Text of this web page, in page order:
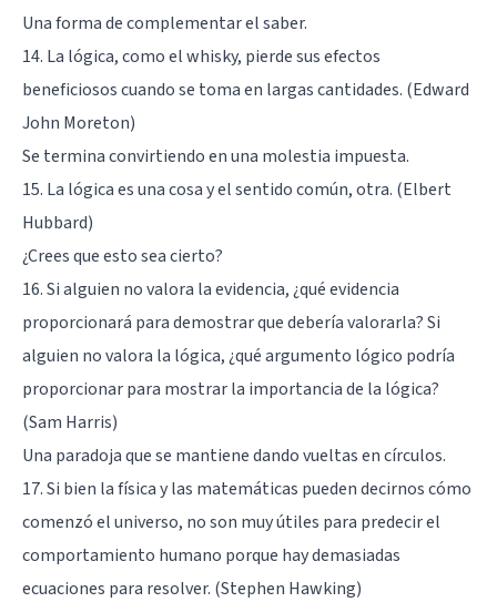
Una forma de complementar el saber.
14. La lógica, como el whisky, pierde sus efectos
beneficiosos cuando se toma en largas cantidades. (Edward
John Moreton)
Se termina convirtiendo en una molestia impuesta.
15. La lógica es una cosa y el sentido común, otra. (Elbert
Hubbard)
¿Crees que esto sea cierto?
16. Si alguien no valora la evidencia, ¿qué evidencia
proporcionará para demostrar que debería valorarla? Si
alguien no valora la lógica, ¿qué argumento lógico podría
proporcionar para mostrar la importancia de la lógica?
(Sam Harris)
Una paradoja que se mantiene dando vueltas en círculos.
17. Si bien la física y las matemáticas pueden decirnos cómo
comenzó el universo, no son muy útiles para predecir el
comportamiento humano porque hay demasiadas
ecuaciones para resolver. (Stephen Hawking)